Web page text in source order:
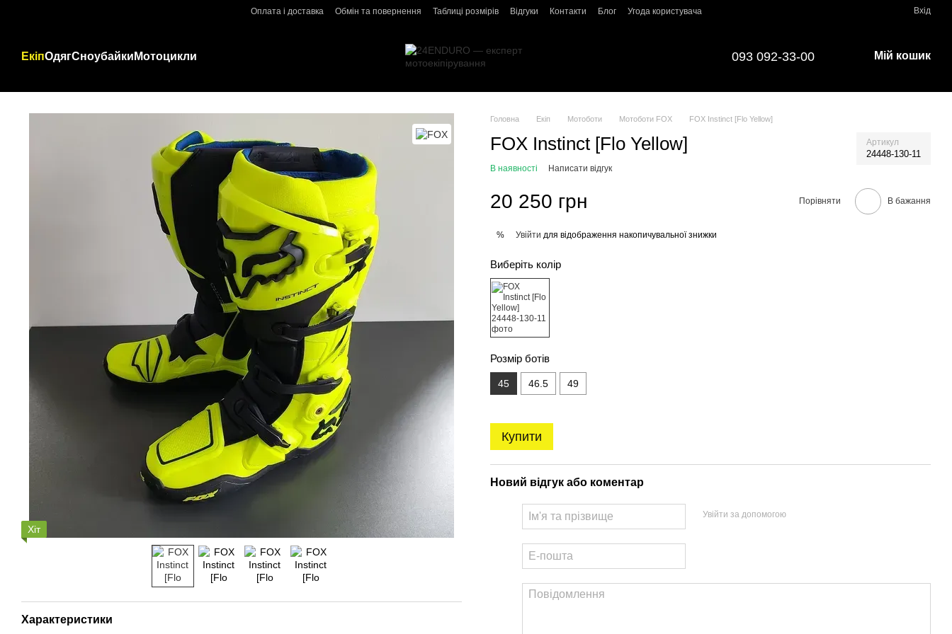
Оплата і доставка Обмін та повернення Таблиці розмірів Відгуки Контакти Блог Угода користувача Вхід
ЕкіпОдягСноубайки Мотоцикли 093 092-33-00 Мій кошик
Хіт
Характеристики
Головна Екіп Мотоботи Мотоботи FOX FOX Instinct [Flo Yellow]
FOX Instinct [Flo Yellow] Артикул
24448-130-11
В наявності Написати відгук
20 250 грн Порівняти В бажання
% Увійти для відображення накопичувальної знижки
Виберіть колір
Розмір ботів
45 46.5 49
Купити
Новий відгук або коментар
Увійти за допомогою